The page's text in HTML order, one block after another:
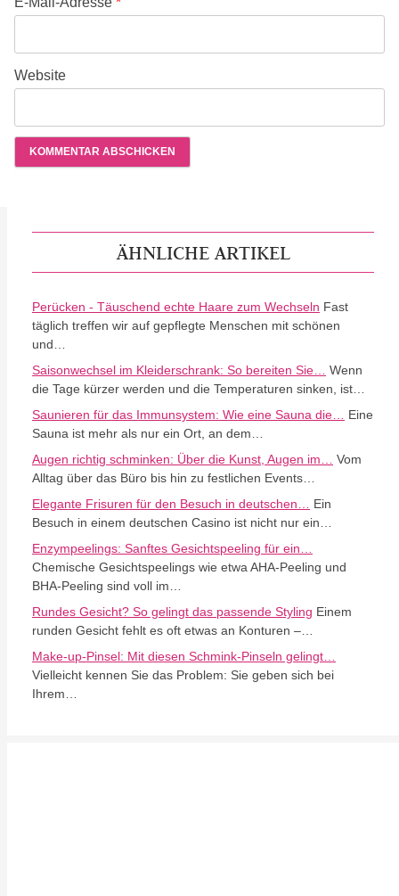
Website
ÄHNLICHE ARTIKEL
Perücken - Täuschend echte Haare zum Wechseln Fast
täglich treffen wir auf gepflegte Menschen mit schönen
und…
Saisonwechsel im Kleiderschrank: So bereiten Sie… Wenn
die Tage kürzer werden und die Temperaturen sinken, ist…
Saunieren für das Immunsystem: Wie eine Sauna die… Eine
Sauna ist mehr als nur ein Ort, an dem…
Augen richtig schminken: Über die Kunst, Augen im… Vom
Alltag über das Büro bis hin zu festlichen Events…
Elegante Frisuren für den Besuch in deutschen… Ein
Besuch in einem deutschen Casino ist nicht nur ein…
Enzympeelings: Sanftes Gesichtspeeling für ein…
Chemische Gesichtspeelings wie etwa AHA-Peeling und
BHA-Peeling sind voll im…
Rundes Gesicht? So gelingt das passende Styling Einem
runden Gesicht fehlt es oft etwas an Konturen –…
Make-up-Pinsel: Mit diesen Schmink-Pinseln gelingt…
Vielleicht kennen Sie das Problem: Sie geben sich bei
Ihrem…